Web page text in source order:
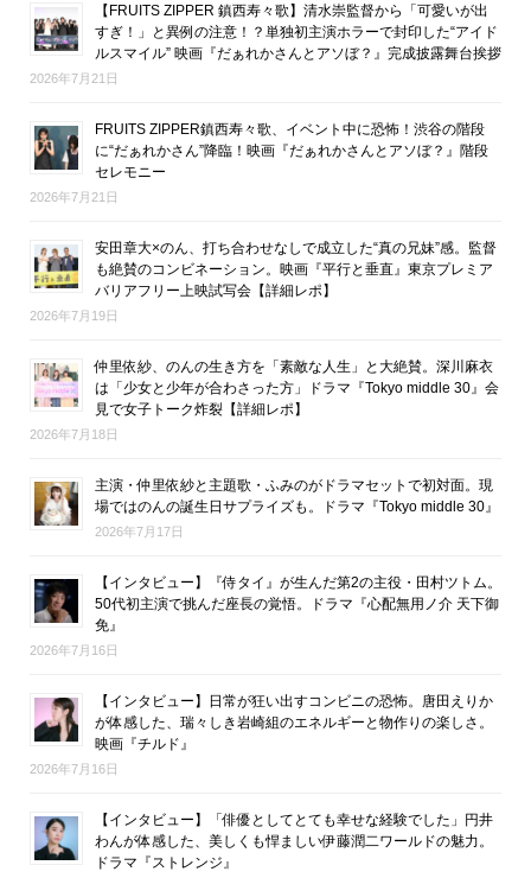
【FRUITS ZIPPER 鎮西寿々歌】清水崇監督から「可愛いが出
すぎ！」と異例の注意！？単独初主演ホラーで封印した“アイド
ルスマイル” 映画『だぁれかさんとアソぼ？』完成披露舞台挨拶
2026年7月21日
FRUITS ZIPPER鎮西寿々歌、イベント中に恐怖！渋谷の階段
に“だぁれかさん”降臨！映画『だぁれかさんとアソぼ？』階段
セレモニー
2026年7月21日
安田章大×のん、打ち合わせなしで成立した“真の兄妹”感。監督
も絶賛のコンビネーション。映画『平行と垂直』東京プレミア
バリアフリー上映試写会【詳細レポ】
2026年7月19日
仲里依紗、のんの生き方を「素敵な人生」と大絶賛。深川麻衣
は「少女と少年が合わさった方」ドラマ『Tokyo middle 30』会
見で女子トーク炸裂【詳細レポ】
2026年7月18日
主演・仲里依紗と主題歌・ふみのがドラマセットで初対面。現
場ではのんの誕生日サプライズも。ドラマ『Tokyo middle 30』
2026年7月17日
【インタビュー】『侍タイ』が生んだ第2の主役・田村ツトム。
50代初主演で挑んだ座長の覚悟。ドラマ『心配無用ノ介 天下御
免』
2026年7月16日
【インタビュー】日常が狂い出すコンビニの恐怖。唐田えりか
が体感した、瑞々しき岩崎組のエネルギーと物作りの楽しさ。
映画『チルド』
2026年7月16日
【インタビュー】「俳優としてとても幸せな経験でした」円井
わんが体感した、美しくも悍ましい伊藤潤二ワールドの魅力。
ドラマ『ストレンジ』